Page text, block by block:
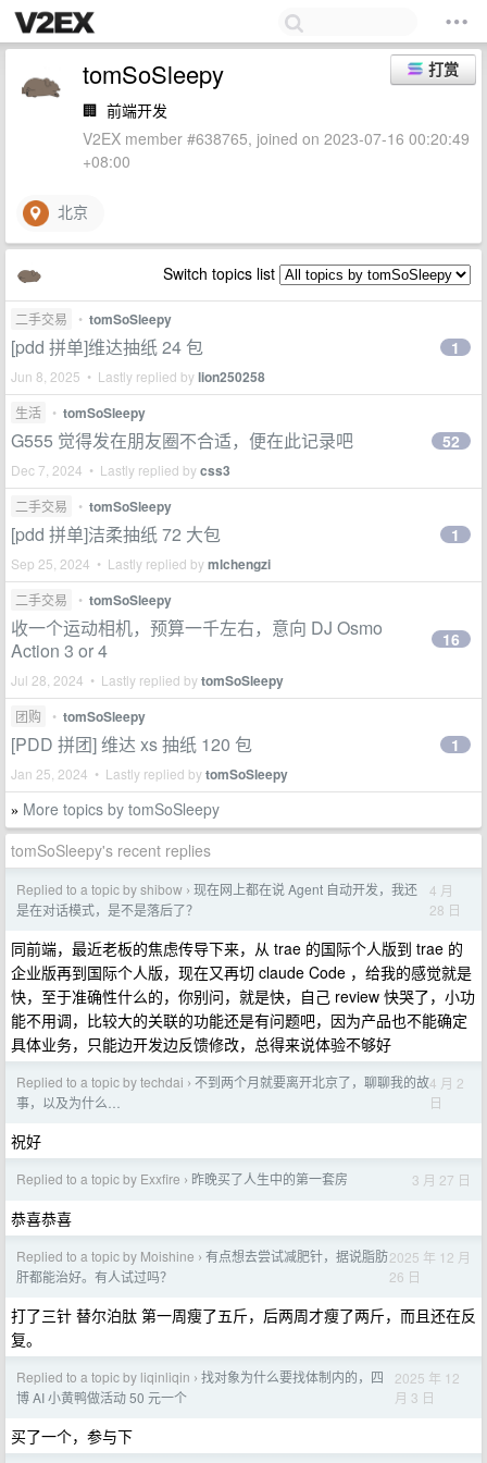
打赏
tomSoSleepy
🏢 前端开发
V2EX member #638765, joined on 2023-07-16 00:20:49
+08:00
北京
Switch topics list
二手交易 • tomSoSleepy
[pdd 拼单]维达抽纸 24 包
Jun 8, 2025 • Lastly replied bylion250258
1
生活 • tomSoSleepy
G555 觉得发在朋友圈不合适，便在此记录吧
Dec 7, 2024 • Lastly replied bycss3
52
二手交易 • tomSoSleepy
[pdd 拼单]洁柔抽纸 72 大包
Sep 25, 2024 • Lastly replied bymlchengzi
1
二手交易 • tomSoSleepy
收一个运动相机，预算一千左右，意向 DJ Osmo
Action 3 or 4
Jul 28, 2024 • Lastly replied bytomSoSleepy
16
团购 • tomSoSleepy
[PDD 拼团] 维达 xs 抽纸 120 包
Jan 25, 2024 • Lastly replied bytomSoSleepy
1
» More topics by tomSoSleepy
tomSoSleepy's recent replies
Replied to a topic by shibow › 现在网上都在说 Agent 自动开发，我还
是在对话模式，是不是落后了？
4 月
28 日
同前端，最近老板的焦虑传导下来，从 trae 的国际个人版到 trae 的
企业版再到国际个人版，现在又再切 claude Code ，给我的感觉就是
快，至于准确性什么的，你别问，就是快，自己 review 快哭了，小功
能不用调，比较大的关联的功能还是有问题吧，因为产品也不能确定
具体业务，只能边开发边反馈修改，总得来说体验不够好
Replied to a topic by techdai › 不到两个月就要离开北京了，聊聊我的故
事，以及为什么…
4 月 2
日
祝好
Replied to a topic by Exxfire › 昨晚买了人生中的第一套房 3 月 27 日
恭喜恭喜
Replied to a topic by Moishine › 有点想去尝试减肥针，据说脂肪
肝都能治好。有人试过吗？
2025 年 12 月
26 日
打了三针 替尔泊肽 第一周瘦了五斤，后两周才瘦了两斤，而且还在反
复。
Replied to a topic by liqinliqin › 找对象为什么要找体制内的，四
博 AI 小黄鸭做活动 50 元一个
2025 年 12
月 3 日
买了一个，参与下